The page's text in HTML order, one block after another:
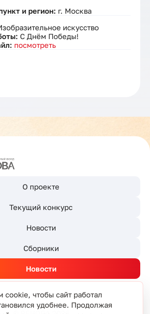
и регион: г. Москва
искусство
С Днём Победы!
посмотреть
О проекте
Текущий конкурс
Новости
Сборники
Новости
cookie, чтобы сайт работал
удобнее. Продолжая